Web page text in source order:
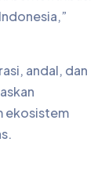
andal, dan
ekosistem